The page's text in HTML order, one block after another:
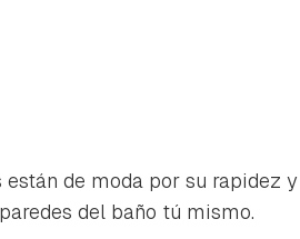
están de moda por su rapidez
del baño tú mismo.